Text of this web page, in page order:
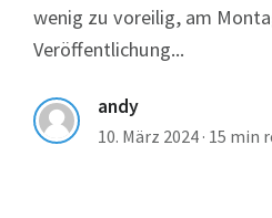
wenig zu voreilig, am
Veröffentlichung...
andy
10. März 2024 · 15 min